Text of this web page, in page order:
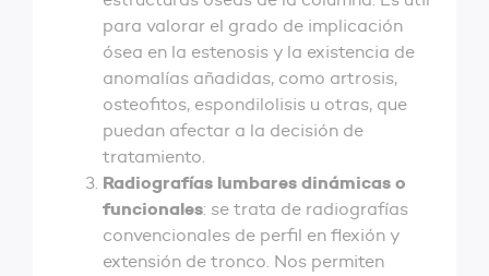
para valorar el grado de implicación
ósea en la estenosis y la existencia de
anomalías añadidas, como artrosis,
osteofitos, espondilolisis u otras, que
puedan afectar a la decisión de
tratamiento.
Radiografías lumbares dinámicas o
funcionales: se trata de radiografías
convencionales de perfil en flexión y
extensión de tronco. Nos permiten